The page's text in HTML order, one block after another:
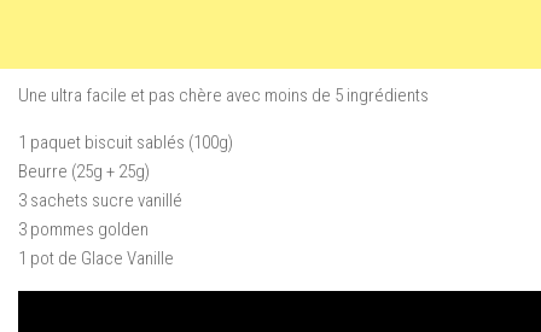
Une ultra facile et pas chère avec moins de 5 ingrédients
1 paquet biscuit sablés (100g)
Beurre (25g + 25g)
3 sachets sucre vanillé
3 pommes golden
1 pot de Glace Vanille